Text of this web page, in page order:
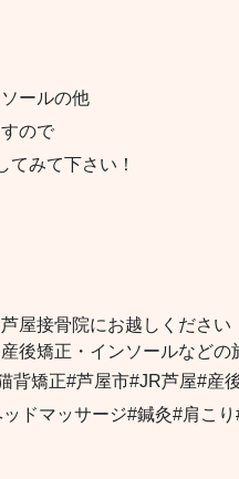
ールの他
ので
てみて下さい！
屋接骨院にお越しください
後矯正・インソールなどの
背矯正#芦屋市#JR芦屋#産
ドマッサージ#鍼灸#肩こ